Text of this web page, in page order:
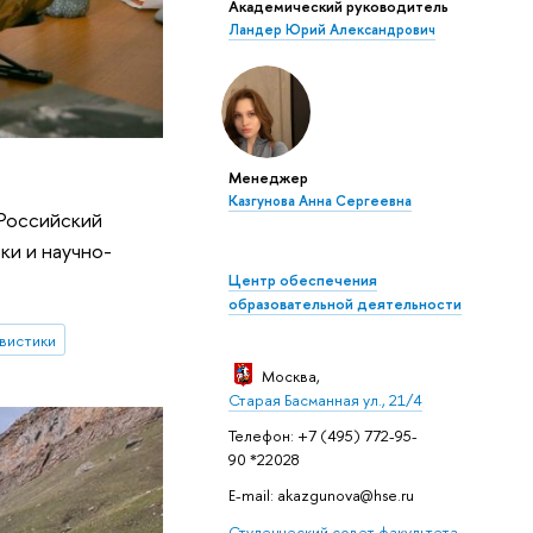
Академический руководитель
Ландер Юрий Александрович
Менеджер
Казгунова Анна Сергеевна
Центр обеспечения
образовательной деятельности
Москва,
Старая Басманная ул., 21/4
Телефон: +7 (495) 772-95-
90 *22028
E-mail: akazgunova@hse.ru
и научно-